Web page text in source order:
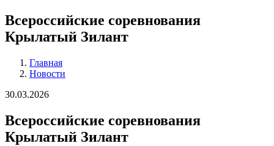
Всероссийские соревнования
Крылатый Зилант
Строка
навигации
Главная
Новости
30.03.2026
Всероссийские соревнования
Крылатый Зилант